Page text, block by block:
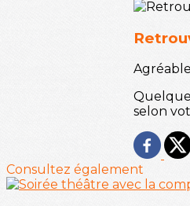
selon
Consultez également